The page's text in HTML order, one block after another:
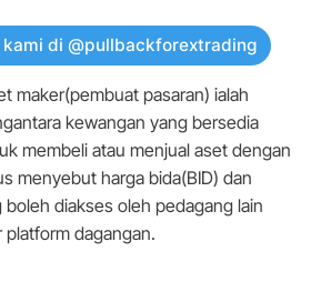
di @pullbackforextrading
maker(pembuat pasaran) ialah
kewangan yang bersedia
membeli atau menjual aset dengan
menyebut harga bida(BID) dan
boleh diakses oleh pedagang lain
dagangan.